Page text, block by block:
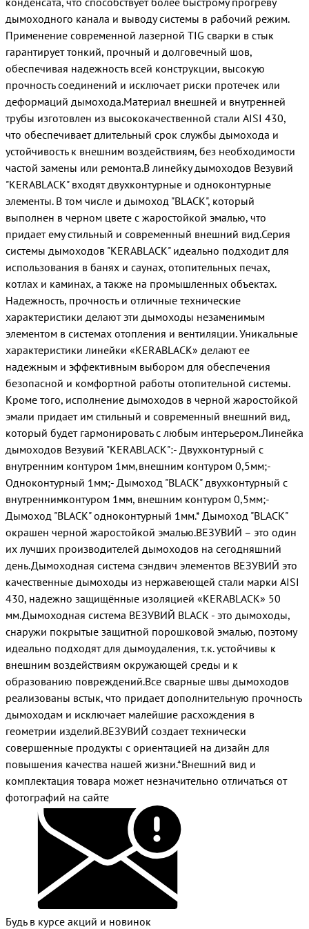
дымоходного канала и выводу системы в рабочий режим.
Применение современной лазерной TIG сварки в стык
гарантирует тонкий, прочный и долговечный шов,
обеспечивая надежность всей конструкции, высокую
прочность соединений и исключает риски протечек или
деформаций дымохода.Материал внешней и внутренней
трубы изготовлен из высококачественной стали AISI 430,
что обеспечивает длительный срок службы дымохода и
устойчивость к внешним воздействиям, без необходимости
частой замены или ремонта.В линейку дымоходов Везувий
"KERABLACK" входят двухконтурные и одноконтурные
элементы. В том числе и дымоход "BLACK", который
выполнен в черном цвете с жаростойкой эмалью, что
придает ему стильный и современный внешний вид.Серия
системы дымоходов "KERABLACK" идеально подходит для
использования в банях и саунах, отопительных печах,
котлах и каминах, а также на промышленных объектах.
Надежность, прочность и отличные технические
характеристики делают эти дымоходы незаменимым
элементом в системах отопления и вентиляции. Уникальные
характеристики линейки «KERABLACK» делают ее
надежным и эффективным выбором для обеспечения
безопасной и комфортной работы отопительной системы.
Кроме того, исполнение дымоходов в черной жаростойкой
эмали придает им стильный и современный внешний вид,
который будет гармонировать с любым интерьером.Линейка
дымоходов Везувий "KERABLACK":- Двухконтурный с
внутренним контуром 1мм,внешним контуром 0,5мм;-
Одноконтурный 1мм;- Дымоход "BLACK" двухконтурный с
внутреннимконтуром 1мм, внешним контуром 0,5мм;-
Дымоход "BLACK" одноконтурный 1мм.* Дымоход "BLACK"
окрашен черной жаростойкой эмалью.ВЕЗУВИЙ – это один
их лучших производителей дымоходов на сегодняшний
день.Дымоходная система сэндвич элементов ВЕЗУВИЙ это
качественные дымоходы из нержавеющей стали марки AISI
430, надежно защищённые изоляцией «KERABLACK» 50
мм.Дымоходная система ВЕЗУВИЙ BLACK - это дымоходы,
снаружи покрытые защитной порошковой эмалью, поэтому
идеально подходят для дымоудаления, т.к. устойчивы к
внешним воздействиям окружающей среды и к
образованию повреждений.Все сварные швы дымоходов
реализованы встык, что придает дополнительную прочность
дымоходам и исключает малейшие расхождения в
геометрии изделий.ВЕЗУВИЙ создает технически
совершенные продукты с ориентацией на дизайн для
повышения качества нашей жизни.*Внешний вид и
комплектация товара может незначительно отличаться от
фотографий на сайте
Будь в курсе акций и новинок